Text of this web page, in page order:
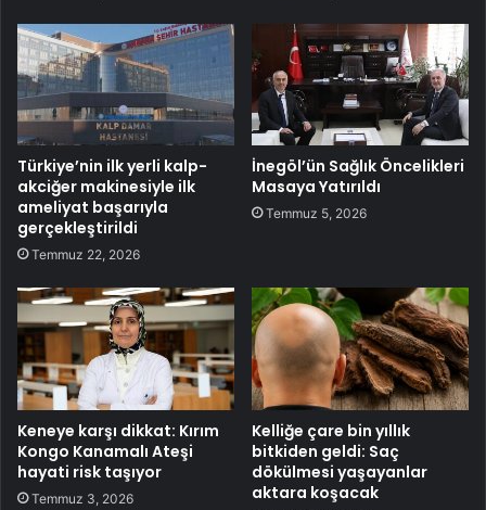
Türkiye’nin ilk yerli kalp-
akciğer makinesiyle ilk
ameliyat başarıyla
gerçekleştirildi
Temmuz 22, 2026
İnegöl’ün Sağlık Öncelikleri
Masaya Yatırıldı
Temmuz 5, 2026
Keneye karşı dikkat: Kırım
Kongo Kanamalı Ateşi
hayati risk taşıyor
Temmuz 3, 2026
Kelliğe çare bin yıllık
bitkiden geldi: Saç
dökülmesi yaşayanlar
aktara koşacak